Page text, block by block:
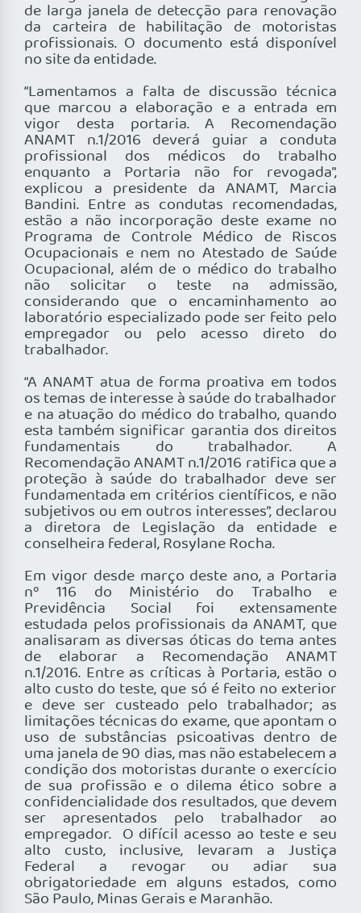
de larga janela de detecção para renovação
da carteira de habilitação de motoristas
profissionais. O documento está disponível
no site da entidade.
“Lamentamos a falta de discussão técnica
que marcou a elaboração e a entrada em
vigor desta portaria. A Recomendação
ANAMT n.1/2016 deverá guiar a conduta
profissional dos médicos do trabalho
enquanto a Portaria não for revogada”,
explicou a presidente da ANAMT, Marcia
Bandini. Entre as condutas recomendadas,
estão a não incorporação deste exame no
Programa de Controle Médico de Riscos
Ocupacionais e nem no Atestado de Saúde
Ocupacional, além de o médico do trabalho
não solicitar o teste na admissão,
considerando que o encaminhamento ao
laboratório especializado pode ser feito pelo
empregador ou pelo acesso direto do
trabalhador.
“A ANAMT atua de forma proativa em todos
os temas de interesse à saúde do trabalhador
e na atuação do médico do trabalho, quando
esta também significar garantia dos direitos
fundamentais do trabalhador. A
Recomendação ANAMT n.1/2016 ratifica que a
proteção à saúde do trabalhador deve ser
fundamentada em critérios científicos, e não
subjetivos ou em outros interesses”, declarou
a diretora de Legislação da entidade e
conselheira federal, Rosylane Rocha.
Em vigor desde março deste ano, a Portaria
nº 116 do Ministério do Trabalho e
Previdência Social foi extensamente
estudada pelos profissionais da ANAMT, que
analisaram as diversas óticas do tema antes
de elaborar a Recomendação ANAMT
n.1/2016. Entre as críticas à Portaria, estão o
alto custo do teste, que só é feito no exterior
e deve ser custeado pelo trabalhador; as
limitações técnicas do exame, que apontam o
uso de substâncias psicoativas dentro de
uma janela de 90 dias, mas não estabelecem a
condição dos motoristas durante o exercício
de sua profissão e o dilema ético sobre a
confidencialidade dos resultados, que devem
ser apresentados pelo trabalhador ao
empregador. O difícil acesso ao teste e seu
alto custo, inclusive, levaram a Justiça
Federal a revogar ou adiar sua
obrigatoriedade em alguns estados, como
São Paulo, Minas Gerais e Maranhão.